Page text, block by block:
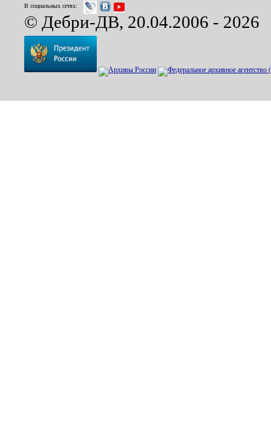
В социальных сетях:
© Дебри-ДВ, 20.04.2006 - 2026